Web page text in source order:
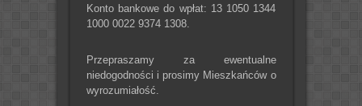
Konto bankowe do wpłat: 13 1050 1344
1000 0022 9374 1308.
Przepraszamy za ewentualne
niedogodności i prosimy Mieszkańców o
wyrozumiałość.